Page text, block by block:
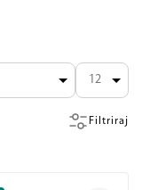
Filtriraj
12